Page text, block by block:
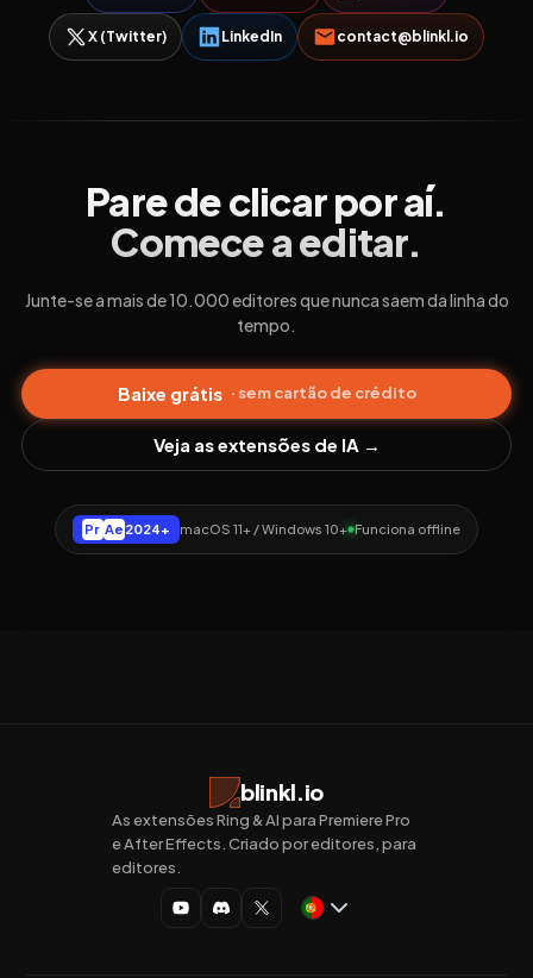
X (Twitter) LinkedIn contact@blinkl.io
Pare de clicar por aí.
Comece a editar.
Junte-se a mais de 10.000 editores que nunca saem da linha do
tempo.
Baixe grátis · sem cartão de crédito
Veja as extensões de IA →
Pr Ae 2024+ macOS 11+ / Windows 10+ Funciona offline
blinkl.io
As extensões Ring & AI para Premiere Pro
e After Effects. Criado por editores, para
editores.